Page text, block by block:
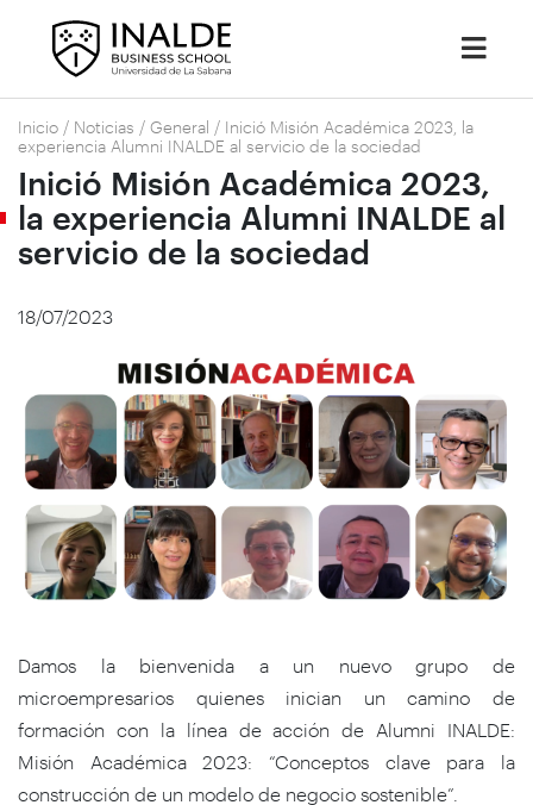
Inicio / Noticias / General / Inició Misión Académica 2023, la
experiencia Alumni INALDE al servicio de la sociedad
Inició Misión Académica 2023,
la experiencia Alumni INALDE al
servicio de la sociedad
18/07/2023
Damos la bienvenida a un nuevo grupo de
microempresarios quienes inician un camino de
formación con la línea de acción de Alumni INALDE:
Misión Académica 2023: “Conceptos clave para la
construcción de un modelo de negocio sostenible”.